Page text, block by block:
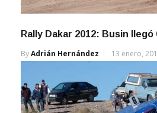
Rally Dakar 2012: Busin llegó
ByAdrián Hernández 13 enero,